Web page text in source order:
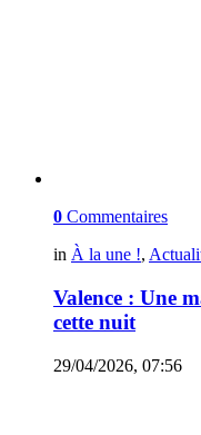
0 Commentaires
in À la une !,
Valence : Une
cette nuit
29/04/2026, 07:56